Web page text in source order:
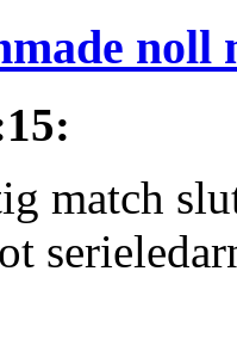
noll
:
match